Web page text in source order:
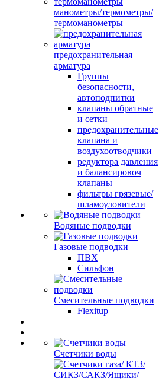
манометры/термометры/
термоманометры
предохранительная
арматура
Группы
безопасности,
автоподпитки
клапаны обратные
и сетки
предохранительные
клапана и
воздухоотводчики
редуктора давления
и балансировоч
клапаны
фильтры грязевые/
шламоуловители
Водяные подводки
Газовые подводки
ПВХ
Сильфон
Смесительные подводки
Flexitup
Счетчики воды